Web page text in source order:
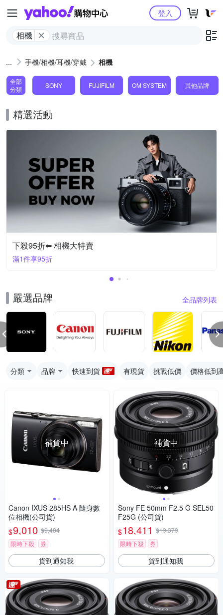
Yahoo購物中心
相機
登入
手機/相機/耳機/穿戴 相機
全部
分類
SONY FUJIFILM OM SYSTEM 其他品牌
精選活動
下殺95折⬅︎ 相機大特賣
滿1件享95折
嚴選品牌 全品牌列表
分類 品牌 快速到貨 有現貨 挑戰低價 價格低到
補貨中
Canon IXUS 285HS A 隨身數
位相機(公司貨)
$9,010 $9,484
限時下殺
券
貨到通知我
補貨中
Sony FE 50mm F2.5 G SEL50
F25G (公司貨)
$18,411 $19,379
限時下殺
券
貨到通知我